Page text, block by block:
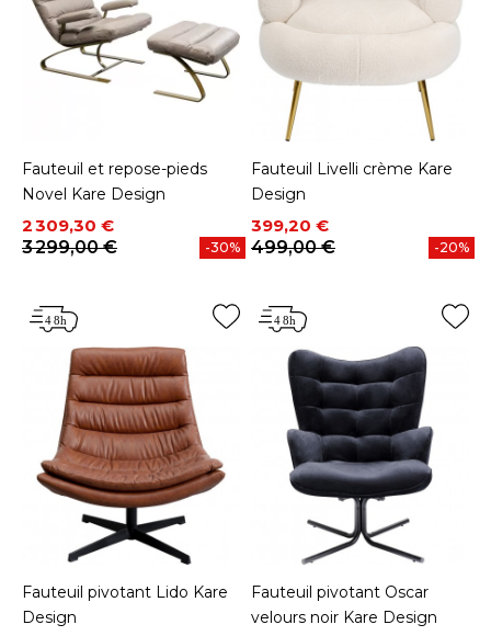
Fauteuil et repose-pieds
Novel Kare Design
Prix
2 309,30 €
Prix de base
3 299,00 €
-30%
Fauteuil Livelli crème Kare
Design
Prix
399,20 €
Prix de base
499,00 €
-20%
Fauteuil pivotant Lido Kare
Design
Fauteuil pivotant Oscar
velours noir Kare Design